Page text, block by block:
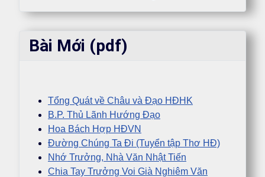
Bài Mới (pdf)
Tổng Quát về Châu và Đạo HĐHK
B.P. Thủ Lãnh Hướng Đạo
Hoa Bách Hợp HĐVN
Đường Chúng Ta Đi (Tuyển tập Thơ HĐ)
Nhớ Trưởng, Nhà Văn Nhật Tiến
Chia Tay Trưởng Voi Già Nghiêm Văn